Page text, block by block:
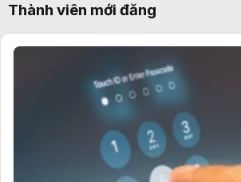
Thành viên mới đăng